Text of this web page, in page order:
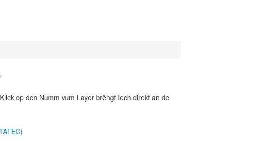
op den Numm vum Layer brëngt Iech direkt an de